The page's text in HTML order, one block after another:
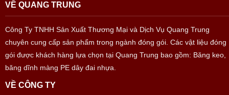
VỀ QUANG TRUNG
Công Ty TNHH Sản Xuất Thương Mại và Dịch Vụ Quang Trung
chuyên cung cấp sản phẩm trong ngành đóng gói. Các vật liệu đóng
gói được khách hàng lựa chọn tại Quang Trung bao gồm: Băng keo,
băng dĩnh màng PE dây đai nhựa.
VỀ CÔNG TY